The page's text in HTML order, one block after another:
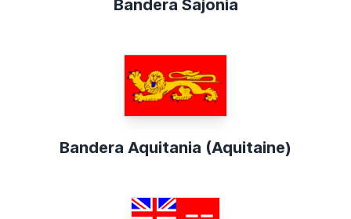
Bandera Sajonia
Bandera Aquitania (Aquitaine)